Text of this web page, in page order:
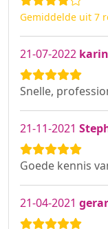
Gemiddelde uit 7
21-07-2022
Snelle,
21-11-2021
Goede kennis
21-04-2021